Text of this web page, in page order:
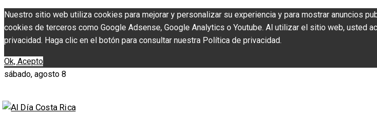
Nuestro sitio web utiliza cookies para mejorar y personalizar su experiencia y para mostrar anuncios
cookies de terceros como Google Adsense, Google Analytics o Youtube. Al utilizar el sitio web, usted
privacidad. Haga clic en el botón para consultar nuestra Política de privacidad.
Ok, Acepto
sábado, agosto 8